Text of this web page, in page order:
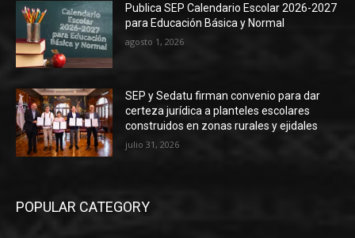
Publica SEP Calendario Escolar 2026-2027
para Educación Básica y Normal
agosto 1, 2026
SEP y Sedatu firman convenio para dar
certeza jurídica a planteles escolares
construidos en zonas rurales y ejidales
julio 31, 2026
POPULAR CATEGORY